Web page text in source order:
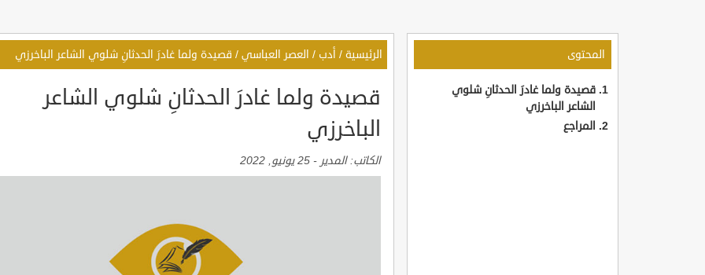
المحتوى
قصيدة ولما غادرَ الحدثانِ شلوي
الشاعر الباخرزي
المراجع
الرئيسية / أدب / العصر العباسي / قصيدة ولما غادرَ الحدثانِ شلوي الشاعر الباخرزي
قصيدة ولما غادرَ الحدثانِ شلوي الشاعر
الباخرزي
الكاتب:المدير - 25 يونيو, 2022